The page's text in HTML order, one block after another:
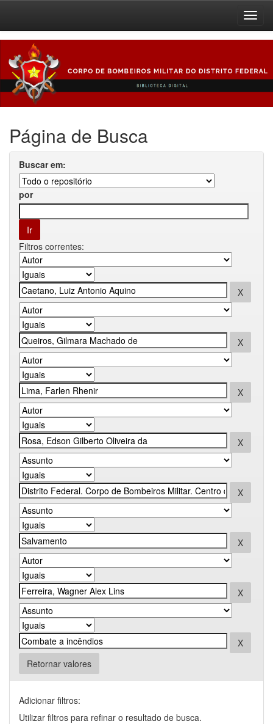
navigation
Página de Busca
Buscar em:
por
Filtros correntes:
Retornar valores
Adicionar filtros:
Utilizar filtros para refinar o resultado de busca.